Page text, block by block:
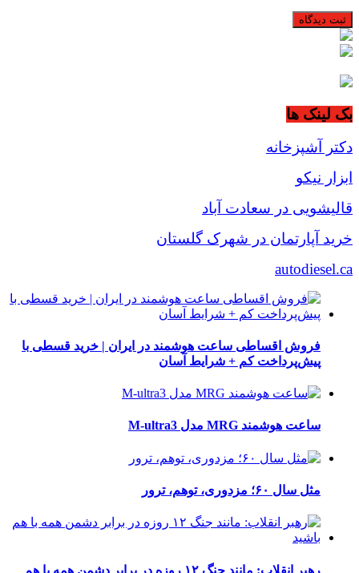
بک لینک ها
دکتر آشپزخانه
ابزار نیکو
قالیشویی در سعادت آباد
خرید آپارتمان در شهرک گلستان
autodiesel.ca
فروش اقساطی ساعت هوشمند در ایران | خرید قسطی با
پیش‌پرداخت کم + شرایط آسان
ساعت هوشمند MRG مدل M-ultra3
مثل سال ۶۰؛ مزدوری، توهم، ترور
رهبر انقلاب: مانند جنگ ۱۲ روزه در برابر دشمن همه با هم